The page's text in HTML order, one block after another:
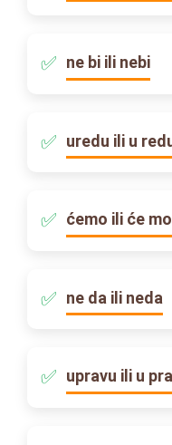
ne bi ili nebi
uredu ili u
ćemo ili će mo
ne da ili neda
upravu ili u